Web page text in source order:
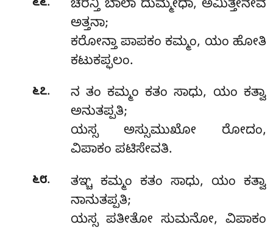
೬೬.
ಚರನ್ತಿ ಬಾಲಾ ದುಮ್ಮೇಧಾ, ಅಮಿತ್ತೇನೇವ
ಅತ್ತನಾ;
ಕರೋನ್ತಾ ಪಾಪಕಂ ಕಮ್ಮಂ, ಯಂ ಹೋತಿ
ಕಟುಕಪ್ಫಲಂ.
೬೭. ನ ತಂ ಕಮ್ಮಂ ಕತಂ ಸಾಧು, ಯಂ ಕತ್ವಾ
ಅನುತಪ್ಪತಿ;
ಯಸ್ಸ ಅಸ್ಸುಮುಖೋ ರೋದಂ,
ವಿಪಾಕಂ ಪಟಿಸೇವತಿ.
೬೮. ತಞ್ಚ ಕಮ್ಮಂ ಕತಂ ಸಾಧು, ಯಂ ಕತ್ವಾ
ನಾನುತಪ್ಪತಿ;
ಯಸ್ಸ ಪತೀತೋ ಸುಮನೋ, ವಿಪಾಕಂ